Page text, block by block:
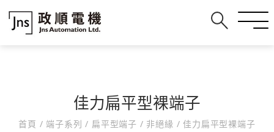
佳力扁平型裸端子
首頁 / 端子系列/ 扁平型端子 / 非絕緣 / 佳力扁平型裸端子